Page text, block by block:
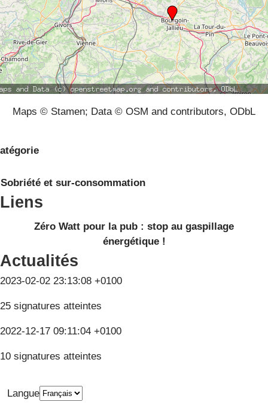
Maps © Stamen; Data © OSM and contributors, ODbL
Sobriété et sur-consommation
Liens
Zéro Watt pour la pub : stop au gaspillage
énergétique !
Actualités
2023-02-02 23:13:08 +0100
25 signatures atteintes
2022-12-17 09:11:04 +0100
10 signatures atteintes
Langue